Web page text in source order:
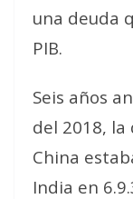
una deuda
PIB.
Seis años
del 2018,
China
India en